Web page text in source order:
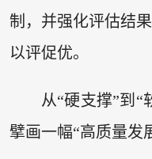
制，并强化评估结
以评促优。
从“硬支撑”到“
擘画一幅“高质量发